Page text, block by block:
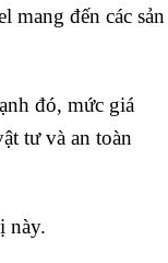
đến các sản
đó, mức giá
tư và an toàn
này.